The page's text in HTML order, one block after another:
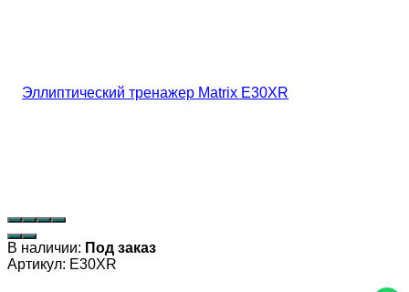
В наличии: Под заказ
Артикул: E30XR